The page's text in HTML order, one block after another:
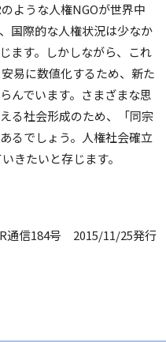
ような人権NGOが世界中
国際的な人権状況は少なか
ます。しかしながら、これ
易に数値化するため、新た
んでいます。さまざまな思
る社会形成のため、「同宗
るでしょう。人権社会確立
きたいと存じます。
通信184号 2015/11/25発行